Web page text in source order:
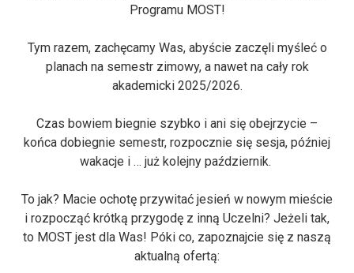
Programu MOST!
Tym razem, zachęcamy Was, abyście zaczęli myśleć o
planach na semestr zimowy, a nawet na cały rok
akademicki 2025/2026.
Czas bowiem biegnie szybko i ani się obejrzycie –
końca dobiegnie semestr, rozpocznie się sesja, później
wakacje i … już kolejny październik.
To jak? Macie ochotę przywitać jesień w nowym mieście
i rozpocząć krótką przygodę z inną Uczelni? Jeżeli tak,
to MOST jest dla Was! Póki co, zapoznajcie się z naszą
aktualną ofertą: